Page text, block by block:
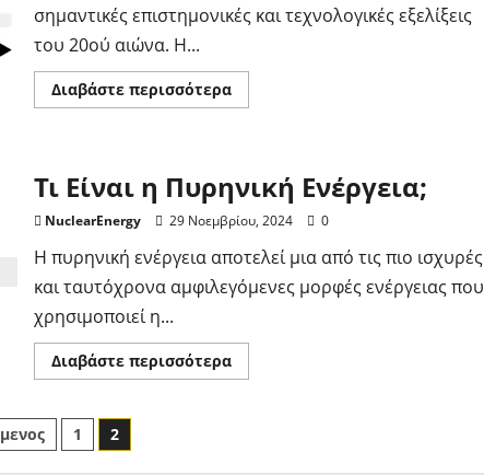
σημαντικές επιστημονικές και τεχνολογικές εξελίξεις
του 20ού αιώνα. Η...
Διαβάστε περισσότεραΔιαβάστε
περισσότερα
της
Πυρηνικής
Ενέργειας:
Από
Ανακάλυψη
Σύγχρονους
Σταθμούς
Τι Είναι η Πυρηνική Ενέργεια;
NuclearEnergy 29 Νοεμβρίου, 2024 0
Η πυρηνική ενέργεια αποτελεί μια από τις πιο ισχυρές
και ταυτόχρονα αμφιλεγόμενες μορφές ενέργειας που
χρησιμοποιεί η...
Διαβάστε περισσότεραΔιαβάστε
περισσότερα
1 2